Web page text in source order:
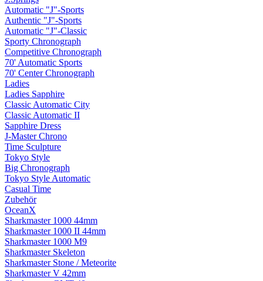
Automatic "J"-Sports
Authentic "J"-Sports
Automatic "J"-Classic
Sporty Chronograph
Competitive Chronograph
70' Automatic Sports
70' Center Chronograph
Ladies
Ladies Sapphire
Classic Automatic City
Classic Automatic II
Sapphire Dress
J-Master Chrono
Time Sculpture
Tokyo Style
Big Chronograph
Tokyo Style Automatic
Casual Time
Zubehör
OceanX
Sharkmaster 1000 44mm
Sharkmaster 1000 II 44mm
Sharkmaster 1000 M9
Sharkmaster Skeleton
Sharkmaster Stone / Meteorite
Sharkmaster V 42mm